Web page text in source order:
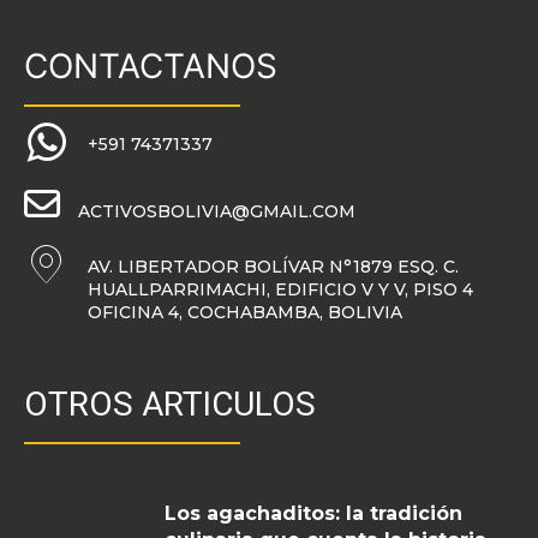
CONTACTANOS
+591 74371337
ACTIVOSBOLIVIA@GMAIL.COM
AV. LIBERTADOR BOLÍVAR N°1879 ESQ. C.
HUALLPARRIMACHI, EDIFICIO V Y V, PISO 4
OFICINA 4, COCHABAMBA, BOLIVIA
OTROS ARTICULOS
Los agachaditos: la tradición